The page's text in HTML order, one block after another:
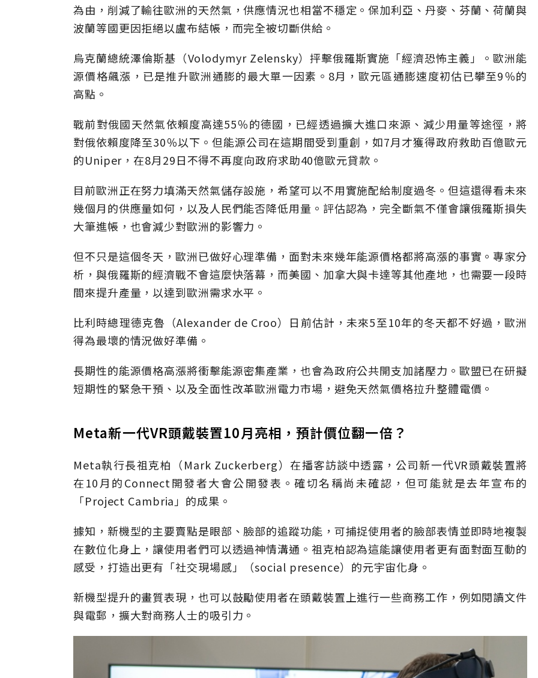
為由，削減了輸往歐洲的天然氣，供應情況也相當不穩定。保加利亞、丹麥、芬蘭、荷蘭與
波蘭等國更因拒絕以盧布結帳，而完全被切斷供給。
烏克蘭總統澤倫斯基（Volodymyr Zelensky）抨擊俄羅斯實施「經濟恐怖主義」。歐洲能
源價格飆漲，已是推升歐洲通膨的最大單一因素。8月，歐元區通膨速度初估已攀至9％的
高點。
戰前對俄國天然氣依賴度高達55％的德國，已經透過擴大進口來源、減少用量等途徑，將
對俄依賴度降至30％以下。但能源公司在這期間受到重創，如7月才獲得政府救助百億歐元
的Uniper，在8月29日不得不再度向政府求助40億歐元貸款。
目前歐洲正在努力填滿天然氣儲存設施，希望可以不用實施配給制度過冬。但這還得看未來
幾個月的供應量如何，以及人民們能否降低用量。評估認為，完全斷氣不僅會讓俄羅斯損失
大筆進帳，也會減少對歐洲的影響力。
但不只是這個冬天，歐洲已做好心理準備，面對未來幾年能源價格都將高漲的事實。專家分
析，與俄羅斯的經濟戰不會這麼快落幕，而美國、加拿大與卡達等其他產地，也需要一段時
間來提升產量，以達到歐洲需求水平。
比利時總理德克魯（Alexander de Croo）日前估計，未來5至10年的冬天都不好過，歐洲
得為最壞的情況做好準備。
長期性的能源價格高漲將衝擊能源密集產業，也會為政府公共開支加諸壓力。歐盟已在研擬
短期性的緊急干預、以及全面性改革歐洲電力市場，避免天然氣價格拉升整體電價。
Meta新一代VR頭戴裝置10月亮相，預計價位翻一倍？
Meta執行長祖克柏（Mark Zuckerberg）在播客訪談中透露，公司新一代VR頭戴裝置將
在10月的Connect開發者大會公開發表。確切名稱尚未確認，但可能就是去年宣布的
「Project Cambria」的成果。
據知，新機型的主要賣點是眼部、臉部的追蹤功能，可捕捉使用者的臉部表情並即時地複製
在數位化身上，讓使用者們可以透過神情溝通。祖克柏認為這能讓使用者更有面對面互動的
感受，打造出更有「社交現場感」（social presence）的元宇宙化身。
新機型提升的畫質表現，也可以鼓勵使用者在頭戴裝置上進行一些商務工作，例如閱讀文件
與電郵，擴大對商務人士的吸引力。